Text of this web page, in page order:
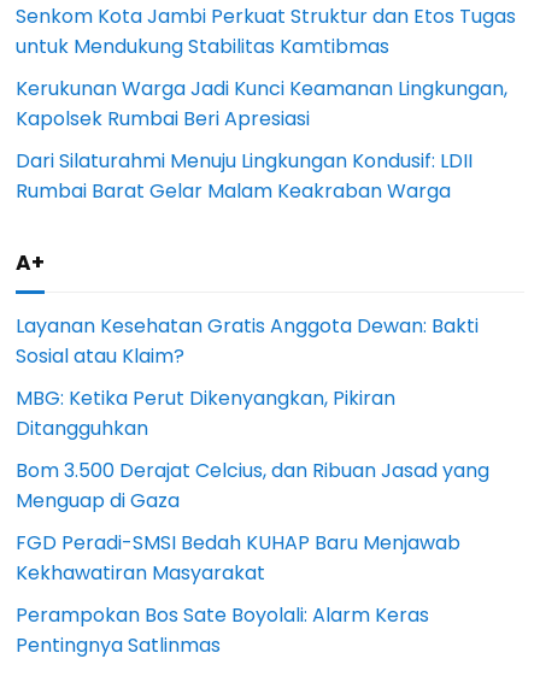
Senkom Kota Jambi Perkuat Struktur dan Etos Tugas
untuk Mendukung Stabilitas Kamtibmas
Kerukunan Warga Jadi Kunci Keamanan Lingkungan,
Kapolsek Rumbai Beri Apresiasi
Dari Silaturahmi Menuju Lingkungan Kondusif: LDII
Rumbai Barat Gelar Malam Keakraban Warga
A+
Layanan Kesehatan Gratis Anggota Dewan: Bakti
Sosial atau Klaim?
MBG: Ketika Perut Dikenyangkan, Pikiran
Ditangguhkan
Bom 3.500 Derajat Celcius, dan Ribuan Jasad yang
Menguap di Gaza
FGD Peradi-SMSI Bedah KUHAP Baru Menjawab
Kekhawatiran Masyarakat
Perampokan Bos Sate Boyolali: Alarm Keras
Pentingnya Satlinmas